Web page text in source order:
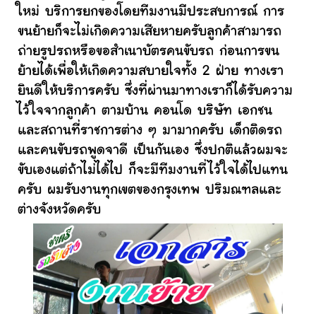
ใหม่ บริการยกของโดยทีมงานมีประสบการณ์ การ
ขนย้ายก็จะไม่เกิดความเสียหายครับลูกค้าสามารถ
ถ่ายรูปรถหรือขอสำเนาบัตรคนขับรถ ก่อนการขน
ย้ายได้เพื่อให้เกิดความสบายใจทั้ง 2 ฝ่าย ทางเรา
ยินดีให้บริการครับ ซึ่งที่ผ่านมาทางเราก็ได้รับความ
ไว้ใจจากลูกค้า ตามบ้าน คอนโด บริษัท เอกชน
และสถานที่ราชการต่าง ๆ มามากครับ เด็กติดรถ
และคนขับรถพูดจาดี เป็นกันเอง ซึ่งปกติแล้วผมจะ
ขับเองแต่ถ้าไม่ได้ไป ก็จะมีทีมงานที่ไว้ใจได้ไปแทน
ครับ ผมรับงานทุกเขตของกรุงเทพ ปริมณฑลและ
ต่างจังหวัดครับ